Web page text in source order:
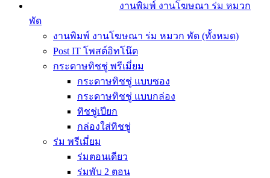
งานพิมพ์ งานโฆษณา ร่ม หมวก
พัด
งานพิมพ์ งานโฆษณา ร่ม หมวก พัด (ทั้งหมด)
Post IT โพสต์อิทโน๊ต
กระดาษทิชชู่ พรีเมี่ยม
กระดาษทิชชู่ แบบซอง
กระดาษทิชชู่ แบบกล่อง
ทิชชู่เปียก
กล่องใส่ทิชชู่
ร่ม พรีเมี่ยม
ร่มตอนเดียว
ร่มพับ 2 ตอน